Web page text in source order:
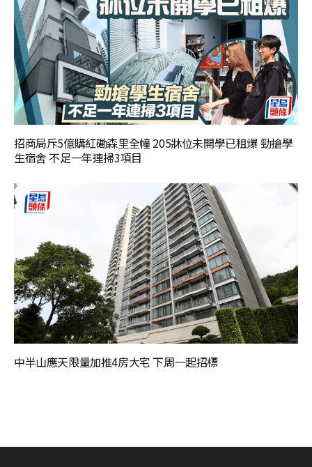
招商局斥5億購紅磡森里全幢 205牀位未開學已租爆 勁搶學
生宿舍 不足一年連掃3項目
中半山應天限量加推4房大宅 下周一起招標